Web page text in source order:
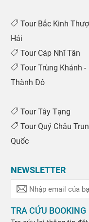
Tour Bắc Kinh
Hải
Tour Cáp Nhĩ Tân
Tour Trùng Khánh -
Thành Đô
Tour Tây Tạng
Tour Quý Châu
Quốc
NEWSLETTER
TRA CỨU BOOKING